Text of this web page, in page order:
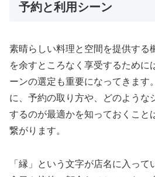
予約と利用シーン
素晴らしい料理と空間を提供する
を余すところなく享受するために
ーンの選定も重要になってきます
に、予約の取り方や、どのような
するのが最適かを知っておくこと
繋がります。
「縁」という文字が店名に入っ